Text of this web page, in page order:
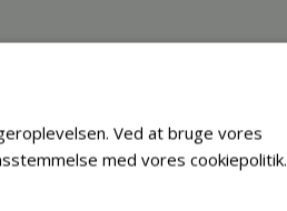
Ved at bruge vores
med vores cookiepolitik.